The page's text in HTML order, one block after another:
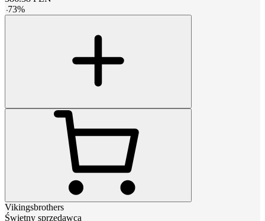
-73%
Vikingsbrothers
Świetny sprzedawca